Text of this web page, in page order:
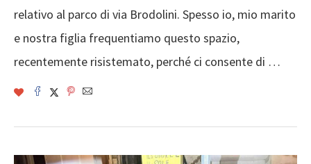
relativo al parco di via Brodolini. Spesso io, mio marito
e nostra figlia frequentiamo questo spazio,
recentemente risistemato, perché ci consente di …